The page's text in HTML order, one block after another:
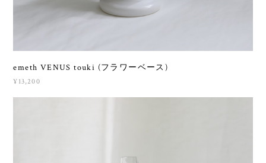
emeth VENUS touki (フラワーベース)
¥13,200